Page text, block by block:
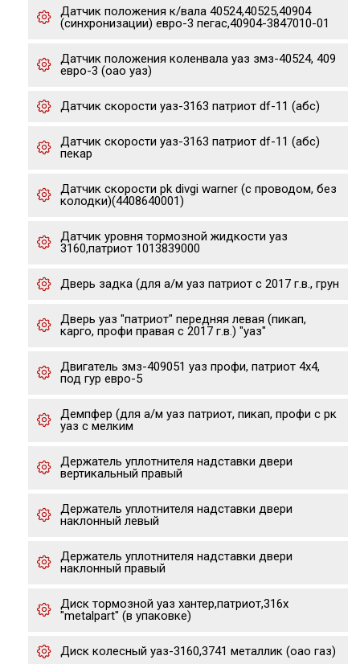
Датчик положения к/вала 40524,40525,40904
(синхронизации) евро-3 пегас,40904-3847010-01
Датчик положения коленвала уаз змз-40524, 409
евро-3 (оао уаз)
Датчик скорости уаз-3163 патриот df-11 (абс)
Датчик скорости уаз-3163 патриот df-11 (абс)
пекар
Датчик скорости pk divgi warner (с проводом, без
колодки)(4408640001)
Датчик уровня тормозной жидкости уаз
3160,патриот 1013839000
Дверь задка (для а/м уаз патриот с 2017 г.в., грун
Дверь уаз "патриот" передняя левая (пикап,
карго, профи правая с 2017 г.в.) "уаз"
Двигатель змз-409051 уаз профи, патриот 4х4,
под гур евро-5
Демпфер (для а/м уаз патриот, пикап, профи с рк
уаз с мелким
Держатель уплотнителя надставки двери
вертикальный правый
Держатель уплотнителя надставки двери
наклонный левый
Держатель уплотнителя надставки двери
наклонный правый
Диск тормозной уаз хантер,патриот,316x
"metalpart" (в упаковке)
Диск колесный уаз-3160,3741 металлик (оао газ)